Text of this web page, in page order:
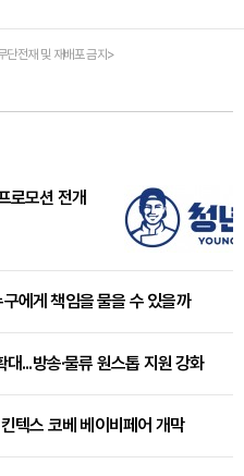
전재 및 재배포 금지>
로모션 전개
에게 책임을 물을 수 있을까
...방송·물류 원스톱 지원 강화
텍스 코베 베이비페어 개막